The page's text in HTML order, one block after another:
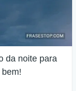
da noite para